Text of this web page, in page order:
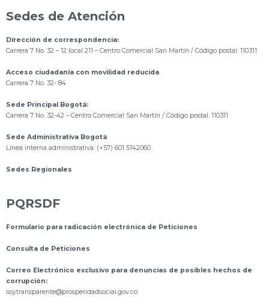
Sedes de Atención
Dirección de correspondencia:
Carrera 7 No. 32 – 12 local 211 – Centro Comercial San Martín / Código postal: 110311
Acceso ciudadanía con movilidad reducida
Carrera 7 No. 32- 84
Sede Principal Bogotá:
Carrera 7 No. 32-42 – Centro Comercial San Martín / Código postal: 110311
Sede Administrativa Bogotá
Línea interna administrativa: (+57) 601 5142060
Sedes Regionales
PQRSDF
Formulario para radicación electrónica de Peticiones
Consulta de Peticiones
Correo Electrónico exclusivo para denuncias de posibles hechos de
corrupción:
soytransparente@prosperidadsocial.gov.co